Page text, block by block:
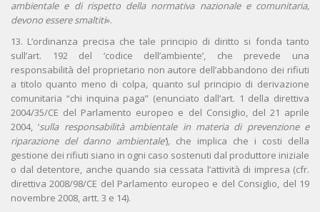
ambientale e di rispetto della normativa nazionale e comunitaria,
devono essere smaltiti».
13. L’ordinanza precisa che tale principio di diritto si fonda tanto
sull’art. 192 del ‘codice dell’ambiente’, che prevede una
responsabilità del proprietario non autore dell’abbandono dei rifiuti
a titolo quanto meno di colpa, quanto sul principio di derivazione
comunitaria “chi inquina paga” (enunciato dall’art. 1 della direttiva
2004/35/CE del Parlamento europeo e del Consiglio, del 21 aprile
2004, ‘sulla responsabilità ambientale in materia di prevenzione e
riparazione del danno ambientale’), che implica che i costi della
gestione dei rifiuti siano in ogni caso sostenuti dal produttore iniziale
o dal detentore, anche quando sia cessata l’attività di impresa (cfr.
direttiva 2008/98/CE del Parlamento europeo e del Consiglio, del 19
novembre 2008, artt. 3 e 14).